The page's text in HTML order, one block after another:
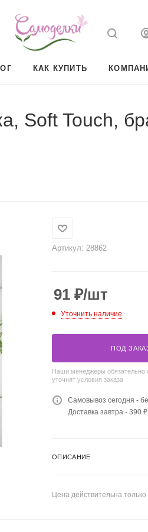
КАК КУПИТЬ
Soft Touch,
Артикул: 28862
91 ₽/шт
Уточнить наличие
ПОД
Наши менеджеры обязательно
уточнят условия заказа
Самовывоз сегодня -
Доставка завтра - 390 ₽
ОПИСАНИЕ
Цена действительна